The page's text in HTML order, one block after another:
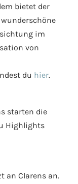
bietet der
im
von
du hier.
starten die
Highlights
an Clarens an.